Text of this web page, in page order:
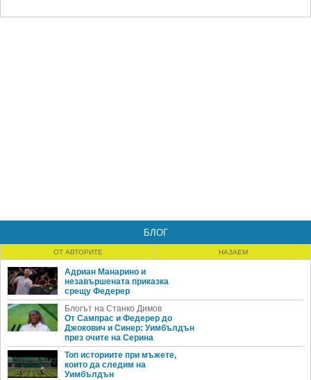
БЛОГ
ОТ АВТОРИТЕ НАЗАЕМ
Адриан Манарино и
незавършената приказка
срещу Федерер
Блогът на Станко Димов
От Сампрас и Федерер до
Джокович и Синер: Уимбълдън
през очите на Серина
Топ историите при мъжете,
които да следим на
Уимбълдън